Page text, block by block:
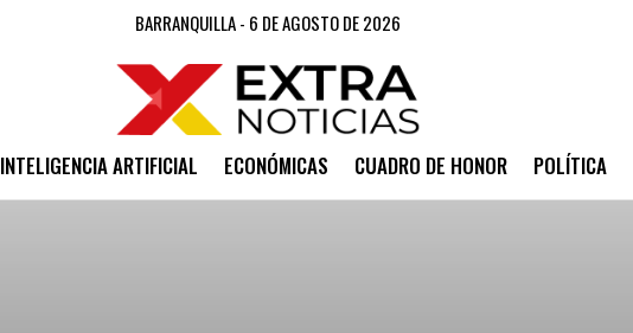
BARRANQUILLA - 6 DE AGOSTO DE 2026
INTELIGENCIA ARTIFICIAL ECONÓMICAS CUADRO DE HONOR POLÍTICA